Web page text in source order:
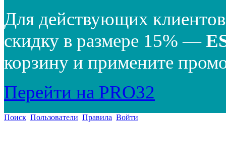
Для действующих
скидку в размере 15% —
корзину и примените
Перейти на PRO32
Поиск Пользователи Правила Войти